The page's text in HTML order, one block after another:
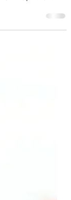
Solís, bajo la
(sexo, padre,
y She Is Love,